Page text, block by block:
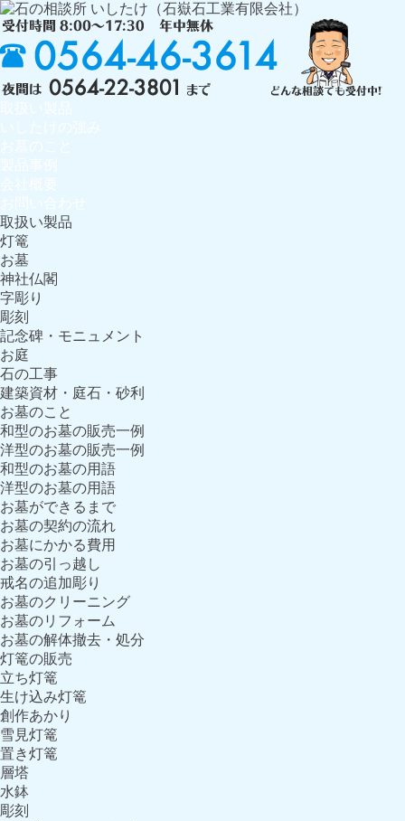
取扱い製品
灯篭
お墓
神社仏閣
字彫り
彫刻
記念碑・モニュメント
お庭
石の工事
建築資材・庭石・砂利
お墓のこと
和型のお墓の販売一例
洋型のお墓の販売一例
和型のお墓の用語
洋型のお墓の用語
お墓ができるまで
お墓の契約の流れ
お墓にかかる費用
お墓の引っ越し
戒名の追加彫り
お墓のクリーニング
お墓のリフォーム
お墓の解体撤去・処分
灯篭の販売
立ち灯篭
生け込み灯篭
創作あかり
雪見灯篭
置き灯篭
層塔
水鉢
彫刻